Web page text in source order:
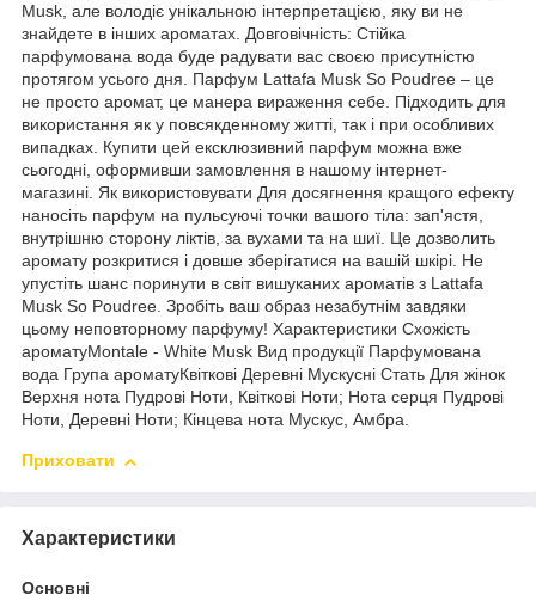
Musk, але володіє унікальною інтерпретацією, яку ви не
знайдете в інших ароматах. Довговічність: Стійка
парфумована вода буде радувати вас своєю присутністю
протягом усього дня. Парфум Lattafa Musk So Poudree – це
не просто аромат, це манера вираження себе. Підходить для
використання як у повсякденному житті, так і при особливих
випадках. Купити цей ексклюзивний парфум можна вже
сьогодні, оформивши замовлення в нашому інтернет-
магазині. Як використовувати Для досягнення кращого ефекту
наносіть парфум на пульсуючі точки вашого тіла: зап'ястя,
внутрішню сторону ліктів, за вухами та на шиї. Це дозволить
аромату розкритися і довше зберігатися на вашій шкірі. Не
упустіть шанс поринути в світ вишуканих ароматів з Lattafa
Musk So Poudree. Зробіть ваш образ незабутнім завдяки
цьому неповторному парфуму! Характеристики Схожість
ароматуMontale - White Musk Вид продукції Парфумована
вода Група ароматуКвіткові Деревні Мускусні Стать Для жінок
Верхня нота Пудрові Ноти, Квіткові Ноти; Нота серця Пудрові
Ноти, Деревні Ноти; Кінцева нота Мускус, Амбра.
Приховати
Характеристики
Основні